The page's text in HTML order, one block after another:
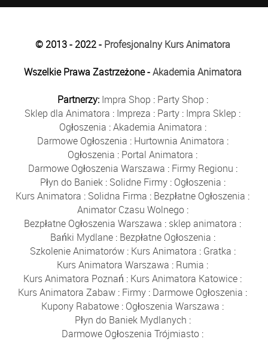
© 2013 - 2022 - Profesjonalny Kurs Animatora
Wszelkie Prawa Zastrzeżone -Akademia Animatora
Partnerzy: Impra Shop : Party Shop :
Sklep dla Animatora : Impreza : Party : Impra Sklep :
Ogłoszenia :Akademia Animatora :
Darmowe Ogłoszenia : Hurtownia Animatora :
Ogłoszenia : Portal Animatora :
Darmowe Ogłoszenia Warszawa : Firmy Regionu :
Płyn do Baniek: Solidne Firmy: Ogłoszenia :
Kurs Animatora : Solidna Firma : Bezpłatne Ogłoszenia :
Animator Czasu Wolnego:
Bezpłatne Ogłoszenia Warszawa : sklep animatora :
Bańki Mydlane: Bezpłatne Ogłoszenia :
Szkolenie Animatorów: Kurs Animatora : Gratka :
Kurs Animatora Warszawa : Rumia :
Kurs Animatora Poznań : Kurs Animatora Katowice :
Kurs Animatora Zabaw : Firmy : Darmowe Ogłoszenia :
Kupony Rabatowe : Ogłoszenia Warszawa :
Płyn do Baniek Mydlanych :
Darmowe Ogłoszenia Trójmiasto :